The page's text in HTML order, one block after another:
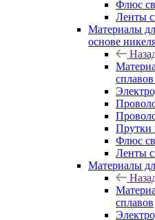
Флюс
Ленты
Материалы
основе
Прутки
Флюс
Ленты
Материалы
сплавов